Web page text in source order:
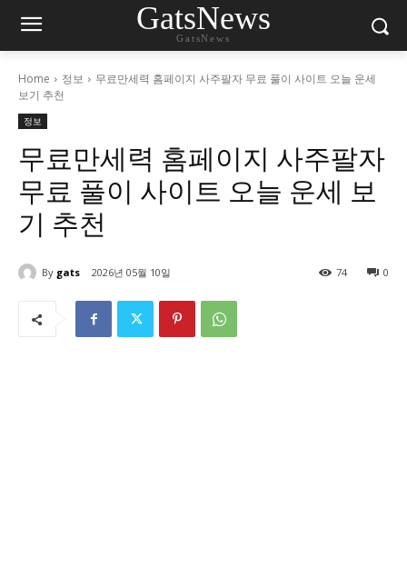
GatsNews
GatsNews
Home 정보
무료만세력 홈페이지 사주팔자 무료 풀이 사이트 오늘 운세
보기 추천
정보
무료만세력 홈페이지 사주팔자
무료 풀이 사이트 오늘 운세 보
기 추천
By gats 2026년 05월 10일 0
74